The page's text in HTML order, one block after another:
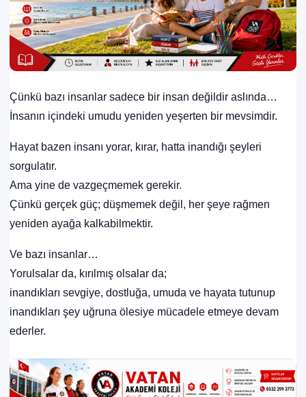
Çünkü bazı insanlar sadece bir insan değildir aslında…
İnsanın içindeki umudu yeniden yeşerten bir mevsimdir.
Hayat bazen insanı yorar, kırar, hatta inandığı şeyleri
sorgulatır.
Ama yine de vazgeçmemek gerekir.
Çünkü gerçek güç; düşmemek değil, her şeye rağmen
yeniden ayağa kalkabilmektir.
Ve bazı insanlar…
Yorulsalar da, kırılmış olsalar da;
inandıkları sevgiye, dostluğa, umuda ve hayata tutunup
inandıkları şey uğruna ölesiye mücadele etmeye devam
ederler.